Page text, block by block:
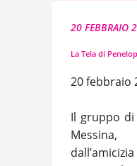
20 FEBBRAIO
La Tela di
20 febbraio
Il gruppo